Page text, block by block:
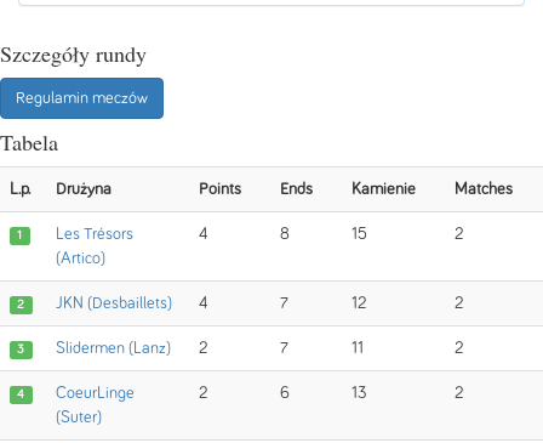
Szczegóły rundy
Regulamin meczów
Tabela
L.p. Drużyna Points Ends Kamienie Matches
1
Les Trésors
(Artico)
4 8 15 2
2 JKN (Desbaillets) 4 7 12 2
3 Slidermen (Lanz) 2 7 11 2
4
CoeurLinge
(Suter)
2 6 13 2